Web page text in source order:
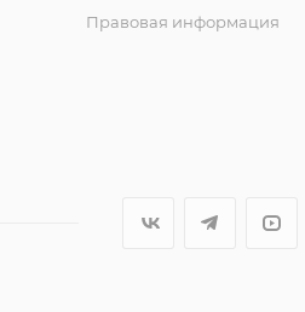
Правовая информация